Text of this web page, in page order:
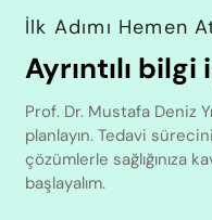
İlk Adımı Hemen
Ayrıntılı
Prof. Dr. Mustafa Deniz
planlayın. Tedavi
çözümlerle sağlığınıza
başlayalım.